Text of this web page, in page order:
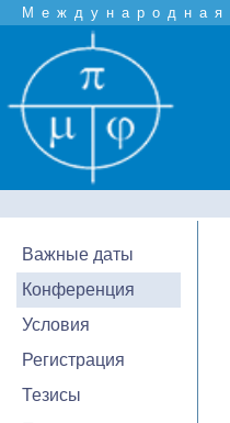
Важные даты
Конференция
Условия
Регистрация
Тезисы